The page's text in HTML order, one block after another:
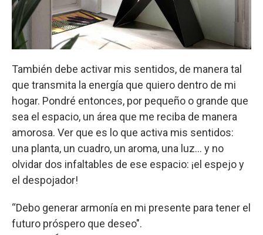
También debe activar mis sentidos, de manera tal
que transmita la energía que quiero dentro de mi
hogar. Pondré entonces, por pequeño o grande que
sea el espacio, un área que me reciba de manera
amorosa. Ver que es lo que activa mis sentidos:
una planta, un cuadro, un aroma, una luz… y no
olvidar dos infaltables de ese espacio: ¡el espejo y
el despojador!
“Debo generar armonía en mi presente para tener el
futuro próspero que deseo".